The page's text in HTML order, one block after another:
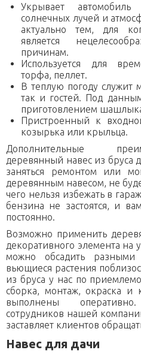
Укрывает
солнечных лучей и
актуально тем, для
является
причинам.
Используется для
торфа, пеллет.
В теплую погоду служит
так и гостей. Под
приготовлением
Пристроенный к
козырька или крыльца.
Дополнительные
деревянный навес из
заняться ремонтом или
деревянным навесом, не
чего нельзя избежать в
бензина не застоятся, и
постоянно.
Возможно применить
декоративного элемента на
можно обсадить разными
вьющиеся растения
из бруса у нас по
сборка, монтаж, окраска и
выполнены
сотрудников нашей
заставляет клиентов
Навес для дачи